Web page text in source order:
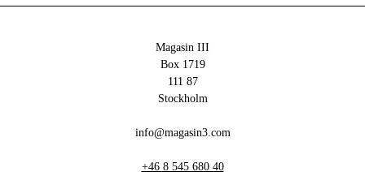
Magasin III
Box 1719
111 87
Stockholm
info@magasin3.com
+46 8 545 680 40